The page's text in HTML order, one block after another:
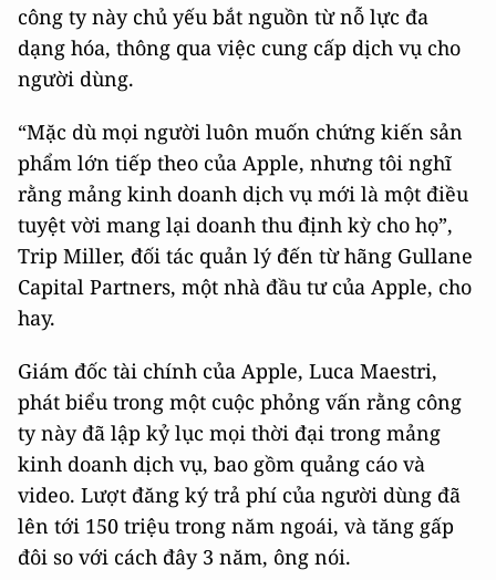
công ty này chủ yếu bắt nguồn từ nỗ lực đa
dạng hóa, thông qua việc cung cấp dịch vụ cho
người dùng.
“Mặc dù mọi người luôn muốn chứng kiến sản
phẩm lớn tiếp theo của Apple, nhưng tôi nghĩ
rằng mảng kinh doanh dịch vụ mới là một điều
tuyệt vời mang lại doanh thu định kỳ cho họ”,
Trip Miller, đối tác quản lý đến từ hãng Gullane
Capital Partners, một nhà đầu tư của Apple, cho
hay.
Giám đốc tài chính của Apple, Luca Maestri,
phát biểu trong một cuộc phỏng vấn rằng công
ty này đã lập kỷ lục mọi thời đại trong mảng
kinh doanh dịch vụ, bao gồm quảng cáo và
video. Lượt đăng ký trả phí của người dùng đã
lên tới 150 triệu trong năm ngoái, và tăng gấp
đôi so với cách đây 3 năm, ông nói.